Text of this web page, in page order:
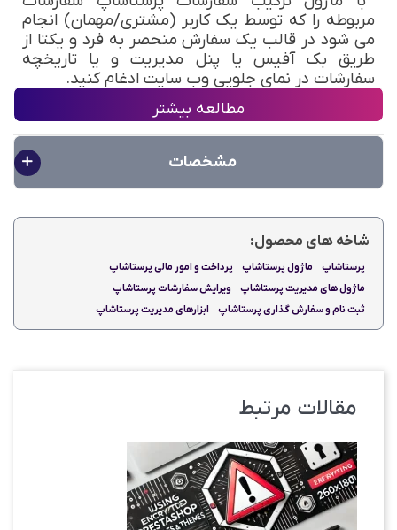
مربوطه را که توسط یک کاربر (مشتری/مهمان) انجام
می شود در قالب یک سفارش منحصر به فرد و یکتا از
طریق بک آفیس یا پنل مدیریت و یا تاریخچه
سفارشات در نمای جلویی وب سایت ادغام کنید.
کاری که این ماژول برای شما انجام می دهد
کاهش اختلافات
زمان و هزینه را در تهیه و ارسال چندین سفارش به
یک مشتری به حداقل برسانید.
در بیشتر موارد، ترکیب / ادغام سفارشات در یک
DEMO
دموی ماژول ترکیب سفارشات
پرستاشاپ
مطالعه بیشتر
مشخصات
شاخه های محصول:
پرستاشاپ ماژول پرستاشاپ
پرداخت و امور مالی پرستاشاپ
ماژول های مدیریت پرستاشاپ
ویرایش سفارشات پرستاشاپ
ثبت نام و سفارش گذاری پرستاشاپ
ابزارهای مدیریت پرستاشاپ
مقالات مرتبط